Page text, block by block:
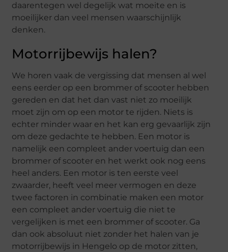
daarentegen wel degelijk wat moeite en is
moeilijker dan veel mensen waarschijnlijk
denken.
Motorrijbewijs halen?
We horen vaak de vergissing dat mensen al wel
eens eerder op een brommer of scooter hebben
gereden en dat het dan vast niet zo moeilijk
moet zijn om op een motor te rijden. Niets is
echter minder waar en het kan erg gevaarlijk zijn
om deze gedachte te hebben. Een motor is
namelijk een compleet ander voertuig dan een
brommer of scooter en het werkt ook nog eens
heel anders. Een motor is ten eerste veel
zwaarder, heeft veel meer vermogen en deze
twee factoren in combinatie maken een motor
een compleet ander voertuig die niet te
vergelijken is met een brommer of scooter. Ga
dan ook absoluut niet zonder het halen van je
motorrijbewijs in Hengelo op de motor zitten,